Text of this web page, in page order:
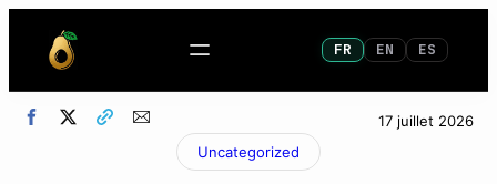
FR EN ES
17 juillet 2026
Uncategorized